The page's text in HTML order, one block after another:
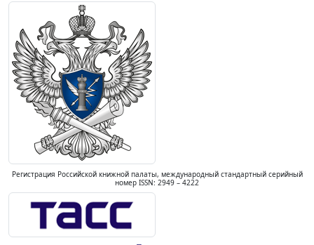
Регистрация Российской книжной палаты, международный стандартный серийный
номер ISSN: 2949 – 4222